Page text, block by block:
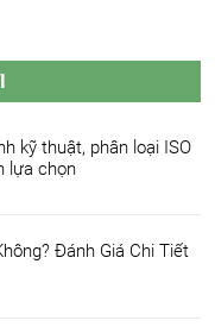
kỹ thuật, phân loại ISO
lựa chọn
Đánh Giá Chi Tiết